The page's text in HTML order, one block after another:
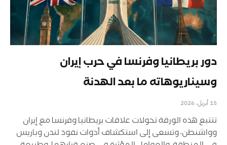
دور بريطانيا وفرنسا في حرب إيران
وسيناريوهاته ما بعد الهدنة
15 أبريل، 2026
تتتبع هذه الورقة تحولات علاقات بريطانيا وفرنسا مع إيران
وواشنطن، وتسعى إلى استكشاف أدوات نفوذ لندن وباريس